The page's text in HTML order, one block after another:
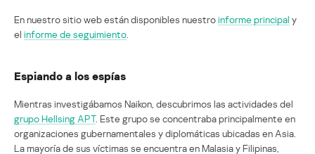
En nuestro sitio web están disponibles nuestroinforme principal y
el informe de seguimiento
Espiando a los espías
Mientras investigábamos Naikon, descubrimos las actividades del
grupo Hellsing APT. Este grupo se concentraba principalmente en
organizaciones gubernamentales y diplomáticas ubicadas en Asia.
La mayoría de sus víctimas se encuentra en Malasia y Filipinas,